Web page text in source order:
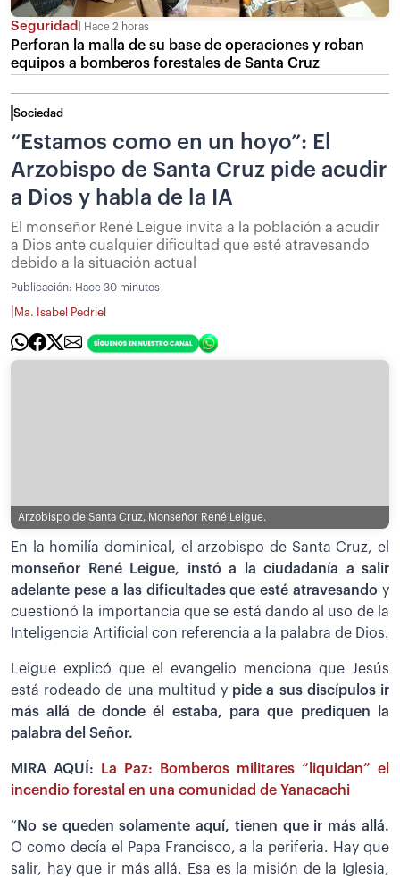
Seguridad Hace 2 horas
Perforan la malla de su base de operaciones y roban
equipos a bomberos forestales de Santa Cruz
Sociedad
“Estamos como en un hoyo”: El
Arzobispo de Santa Cruz pide acudir
a Dios y habla de la IA
El monseñor René Leigue invita a la población a acudir
a Dios ante cualquier dificultad que esté atravesando
debido a la situación actual
Publicación: Hace 30 minutos
Ma. Isabel Pedriel
Arzobispo de Santa Cruz, Monseñor René Leigue.
En la homilía dominical, el arzobispo de Santa Cruz, el
monseñor René Leigue, instó a la ciudadanía a salir
adelante pese a las dificultades que esté atravesando y
cuestionó la importancia que se está dando al uso de la
Inteligencia Artificial con referencia a la palabra de Dios.
Leigue explicó que el evangelio menciona que Jesús
está rodeado de una multitud y pide a sus discípulos ir
más allá de donde él estaba, para que prediquen la
palabra del Señor.
MIRA AQUÍ:
La Paz: Bomberos militares “liquidan” el
incendio forestal en una comunidad de Yanacachi
“ No se queden solamente aquí, tienen que ir más allá.
O como decía el Papa Francisco, a la periferia. Hay que
salir, hay que ir más allá. Esa es la misión de la Iglesia,